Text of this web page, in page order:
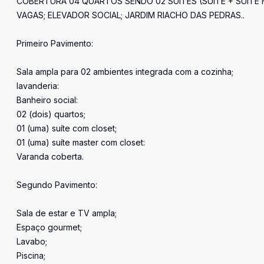
VAGAS; ELEVADOR SOCIAL; JARDIM RIACHO DAS PEDRAS..
Primeiro Pavimento:
Sala ampla para 02 ambientes integrada com a cozinha;
lavanderia:
Banheiro social:
02 (dois) quartos;
01 (uma) suíte com closet;
01 (uma) suíte master com closet:
Varanda coberta.
Segundo Pavimento:
Sala de estar e TV ampla;
Espaço gourmet;
Lavabo;
Piscina;